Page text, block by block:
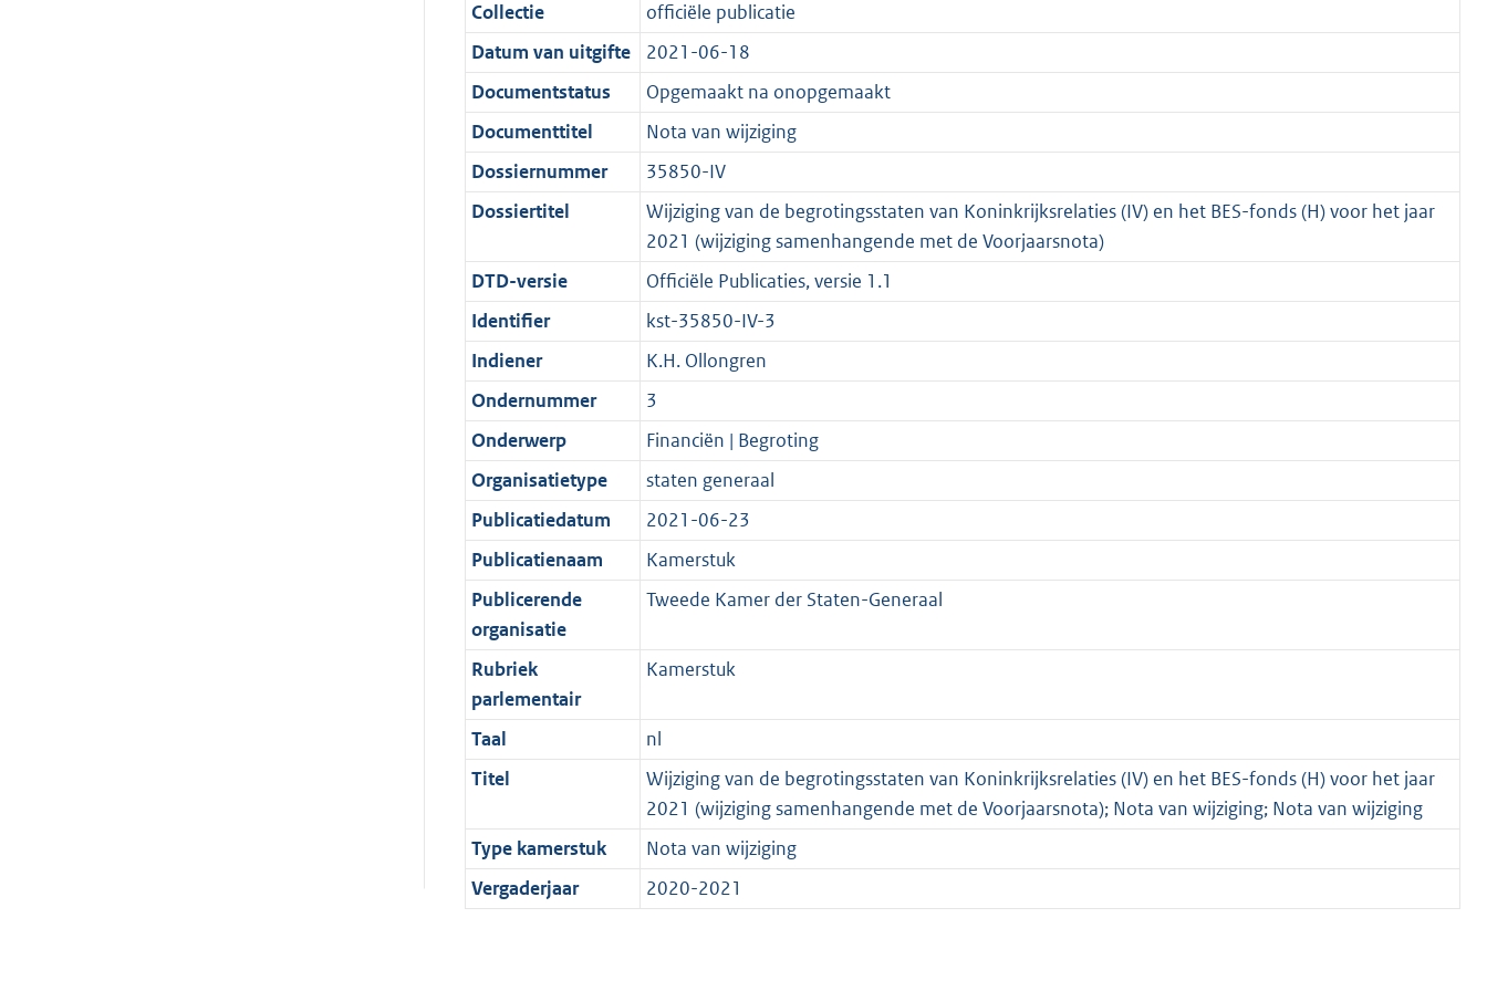
i
e
i
n
f
o
r
a
a
t
1
4
8
K
b
t
i
e
i
n
f
o
m
a
a
t
:
1
2
K
b
a
t
i
e
i
n
f
r
m
a
a
t
e
:
1
5
5
K
b
c
a
t
i
e
i
n
o
r
m
a
a
t
t
e
:
1
2
1
K
d
s
g
r
o
o
t
t
e
:
2
K
b
n
d
s
g
r
o
t
t
e
:
2
K
Collectie
officiële publicatie
Datum van uitgifte
2021-06-18
Documentstatus
Opgemaakt na onopgemaakt
Documenttitel
Nota van wijziging
Dossiernummer
35850-IV
Dossiertitel
Wijziging van de begrotingsstaten van Koninkrijksrelaties (IV) en het BES-fonds (H) voor het jaar
2021 (wijziging samenhangende met de Voorjaarsnota)
DTD-versie
Officiële Publicaties, versie 1.1
Identifier
kst-35850-IV-3
Indiener
K.H. Ollongren
Ondernummer
3
Onderwerp
Financiën | Begroting
Organisatietype
staten generaal
Publicatiedatum
2021-06-23
Publicatienaam
Kamerstuk
Publicerende
organisatie
Tweede Kamer der Staten-Generaal
Rubriek
parlementair
Kamerstuk
Taal
nl
Titel
Wijziging van de begrotingsstaten van Koninkrijksrelaties (IV) en het BES-fonds (H) voor het jaar
2021 (wijziging samenhangende met de Voorjaarsnota); Nota van wijziging; Nota van wijziging
Type kamerstuk
Nota van wijziging
Vergaderjaar
2020-2021